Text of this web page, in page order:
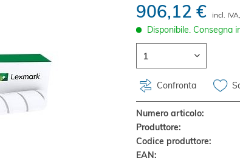
906,12 €
incl. IVA,
Disponibile. Consegna
Confronta
Numero articolo:
Produttore:
Codice produttore:
EAN: